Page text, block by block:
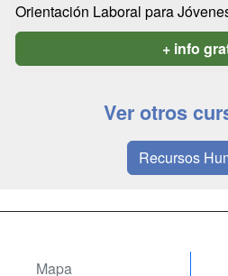
Orientación Laboral para
+ info
Ver otros
Recursos
Mapa